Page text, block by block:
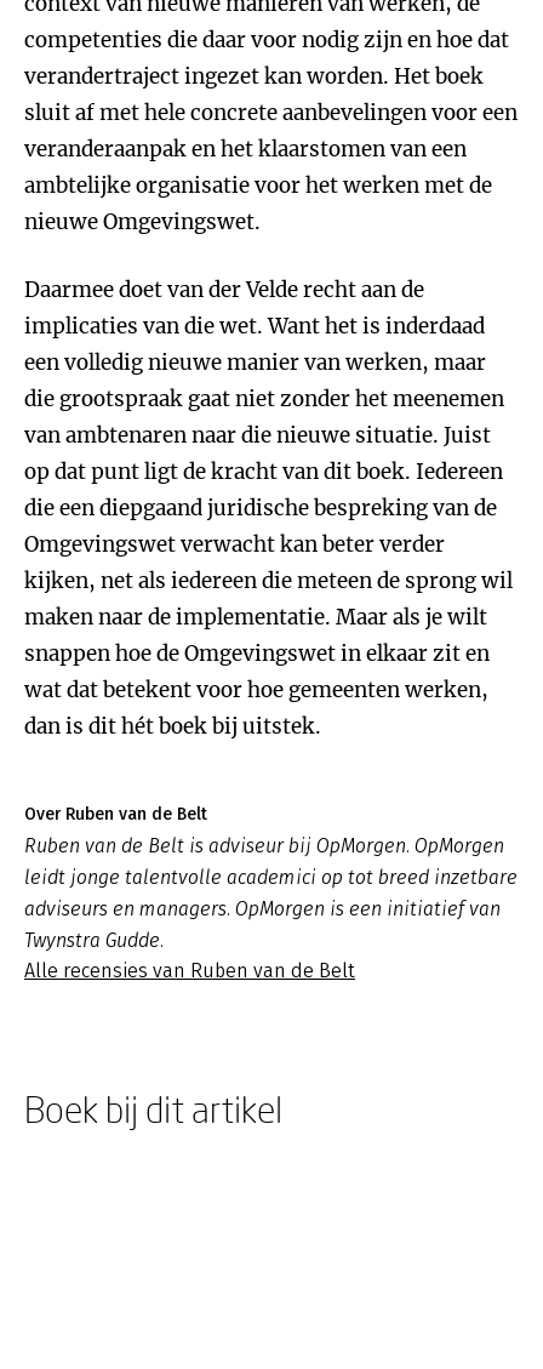
competenties die daar voor nodig zijn en hoe dat
verandertraject ingezet kan worden. Het boek
sluit af met hele concrete aanbevelingen voor een
veranderaanpak en het klaarstomen van een
ambtelijke organisatie voor het werken met de
nieuwe Omgevingswet.
Daarmee doet van der Velde recht aan de
implicaties van die wet. Want het is inderdaad
een volledig nieuwe manier van werken, maar
die grootspraak gaat niet zonder het meenemen
van ambtenaren naar die nieuwe situatie. Juist
op dat punt ligt de kracht van dit boek. Iedereen
die een diepgaand juridische bespreking van de
Omgevingswet verwacht kan beter verder
kijken, net als iedereen die meteen de sprong wil
maken naar de implementatie. Maar als je wilt
snappen hoe de Omgevingswet in elkaar zit en
wat dat betekent voor hoe gemeenten werken,
dan is dit hét boek bij uitstek.
Over Ruben van de Belt
Ruben van de Belt is adviseur bij OpMorgen. OpMorgen
leidt jonge talentvolle academici op tot breed inzetbare
adviseurs en managers. OpMorgen is een initiatief van
Twynstra Gudde.
Alle recensies van Ruben van de Belt
Boek bij dit artikel